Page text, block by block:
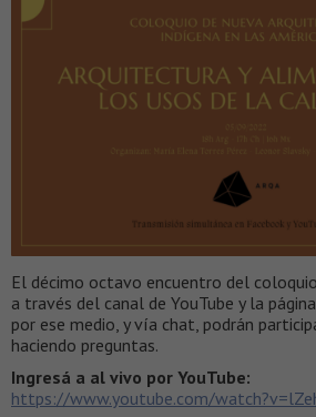
El décimo octavo encuentro del
a través del canal de YouTube y la
por ese medio, y vía chat, podrán
haciendo preguntas.
Ingresá a al vivo por YouTube:
https://www.youtube.com/